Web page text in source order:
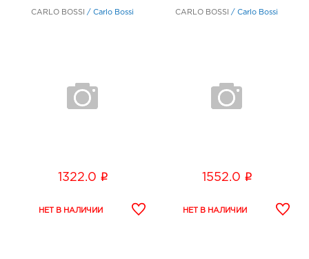
CARLO BOSSI / Carlo Bossi
1322.0 i
CARLO BOSSI / Carlo Bossi
1552.0 i